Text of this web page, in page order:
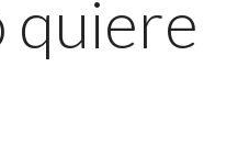
quiere